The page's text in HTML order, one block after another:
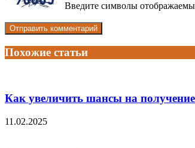
Введите символы
Похожие статьи
Как увеличить шансы на
11.02.2025